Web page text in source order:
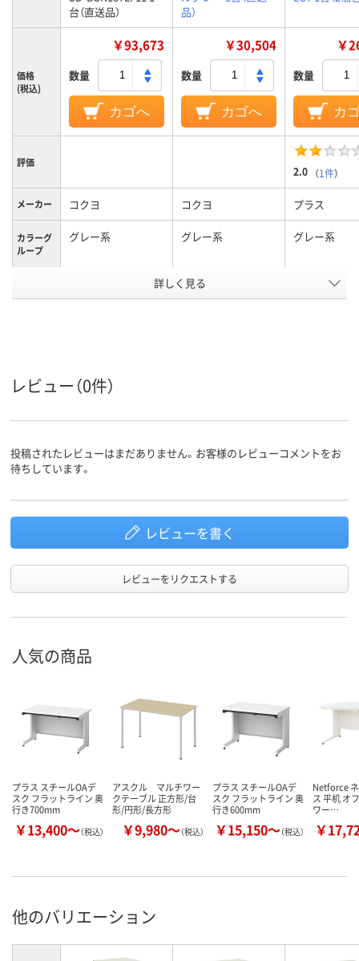
台（直送品）
品）
価格
(税込)
￥93,673
数量
カゴへ
￥30,504
数量
カゴへ
￥
数量
カ
評価
2.0 （1件）
メーカー コクヨ コクヨ プラス
カラーグ
ループ
グレー系 グレー系 グレー系
平机
詳しく見る
レビュー（0件）
投稿されたレビューはまだありません。お客様のレビューコメントをお
待ちしています。
レビューを書く
レビューをリクエストする
人気の商品
プラス スチールOAデ
スク フラットライン 奥
行き700mm
￥13,400～（税込）
アスクル マルチワー
クテーブル 正方形/台
形/円形/長方形
￥9,980～（税込）
プラス スチールOAデ
スク フラットライン 奥
行き600mm
￥15,150～（税込）
Netforce
ス 平机 オ
ワー…
￥
他のバリエーション